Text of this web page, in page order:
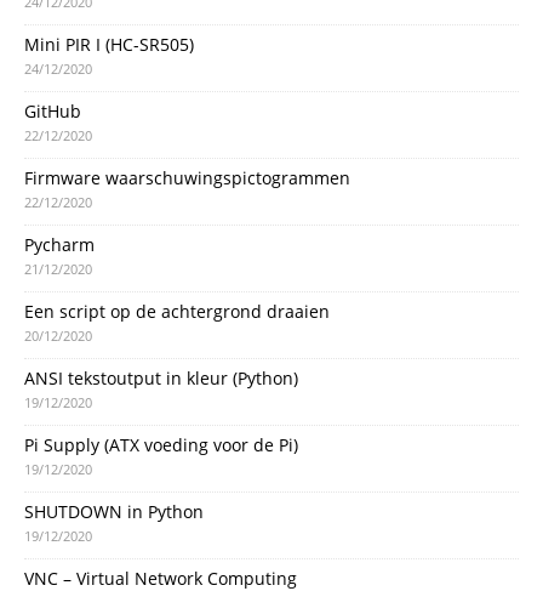
Mini PIR I (HC-SR505)
24/12/2020
GitHub
22/12/2020
Firmware waarschuwingspictogrammen
22/12/2020
Pycharm
21/12/2020
Een script op de achtergrond draaien
20/12/2020
ANSI tekstoutput in kleur (Python)
19/12/2020
Pi Supply (ATX voeding voor de Pi)
19/12/2020
SHUTDOWN in Python
19/12/2020
VNC – Virtual Network Computing